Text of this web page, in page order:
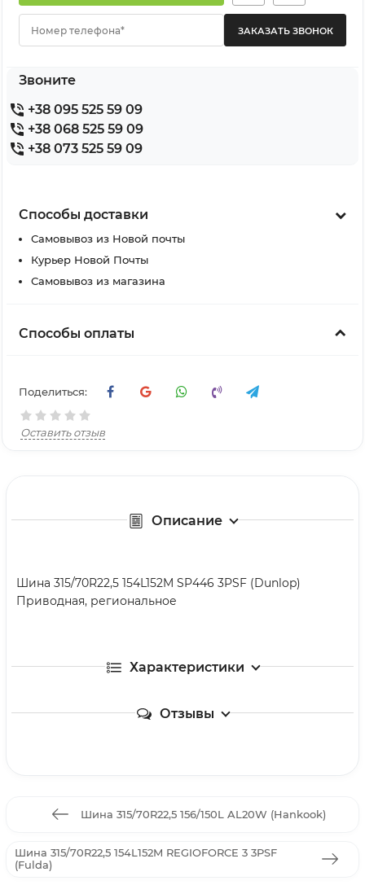
Номер телефона*
Звоните
+38 095 525 59 09
+38 068 525 59 09
+38 073 525 59 09
Способы доставки
Самовывоз из Новой почты
Курьер Новой Почты
Самовывоз из магазина
Способы оплаты
Поделиться:
Оставить отзыв
Описание
Шина 315/70R22,5 154L152M SP446 3PSF (Dunlop)
Приводная, региональное
Характеристики
Отзывы
Шина 315/70R22,5 156/150L AL20W (Hankook)
Шина 315/70R22,5 154L152M REGIOFORCE 3 3PSF
(Fulda)